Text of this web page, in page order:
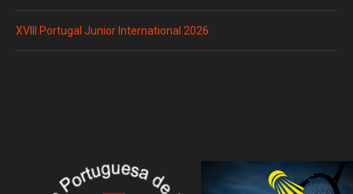
XVIII Portugal Junior International 2026